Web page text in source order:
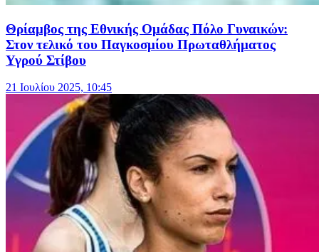
Θρίαμβος της Εθνικής Ομάδας Πόλο Γυναικών:
Στον τελικό του Παγκοσμίου Πρωταθλήματος
Υγρού Στίβου
21 Ιουλίου 2025, 10:45